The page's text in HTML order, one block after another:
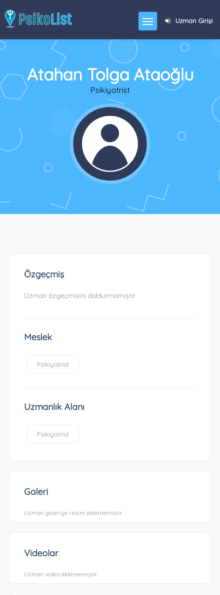
Uzman Girişi
Atahan Tolga Ataoğlu
Psikiyatrist
Özgeçmiş
Uzman özgeçmişini doldurmamıştır.
Meslek
Psikiyatrist
Uzmanlık Alanı
Psikiyatrist
Galeri
Uzman galeriye resim eklememiştir.
Videolar
Uzman video eklememiştir.